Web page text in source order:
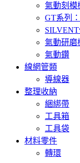
氣動刻模
GT系列
氣動研磨
氣動鑽
線網管類
導線器
整理收納
綑綁帶
工具箱
工具袋
材料零件
轉環